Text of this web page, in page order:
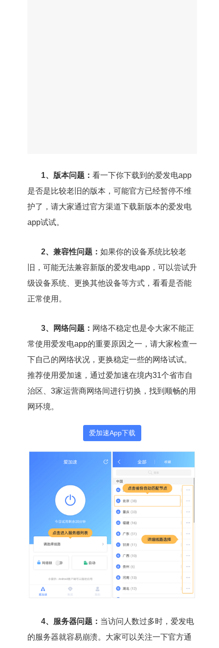
1、版本问题： 看一下你下载到的爱发电app
是否是比较老旧的版本，可能官方已经暂停不维
护了，请大家通过官方渠道下载新版本的爱发电
app试试。
2、兼容性问题： 如果你的设备系统比较老
旧，可能无法兼容新版的爱发电app，可以尝试升
级设备系统、更换其他设备等方式，看看是否能
正常使用。
3、网络问题： 网络不稳定也是令大家不能正
常使用爱发电app的重要原因之一，请大家检查一
下自己的网络状况，更换稳定一些的网络试试。
推荐使用爱加速，通过爱加速在境内31个省市自
治区、3家运营商网络间进行切换，找到顺畅的用
网环境。
爱加速App下载
4、服务器问题： 当访问人数过多时，爱发电
的服务器就容易崩溃。大家可以关注一下官方通